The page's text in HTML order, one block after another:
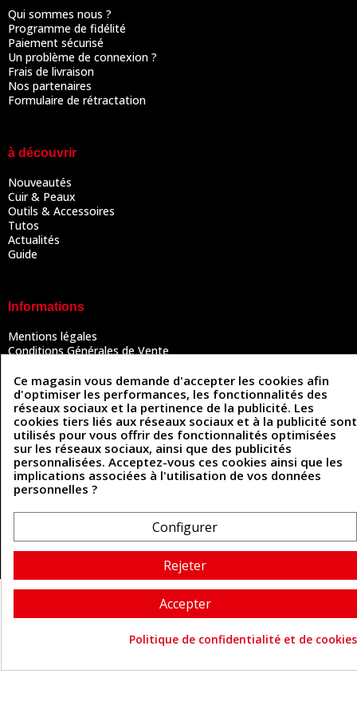
Qui sommes nous ?
Programme de fidélité
Paiement sécurisé
Un problème de connexion ?
Frais de livraison
Nos partenaires
Formulaire de rétractation
à découvrir
Nouveautés
Cuir & Peaux
Outils & Accessoires
Tutos
Actualités
Guide
Informations
Mentions légales
Conditions Générales de Vente
Politique des cookies
Contactez-nous
Coordonnées
493 Chemin de Catougnac
81300 Graulhet
05 63 34 51 88
Cuirenstock © 2026 - Une création Quatrys 💙
Ce magasin vous demande d'accepter les cookies afin
d'optimiser les performances, les fonctionnalités des
réseaux sociaux et la pertinence de la publicité. Les
cookies tiers liés aux réseaux sociaux et à la publicité sont
utilisés pour vous offrir des fonctionnalités optimisées
sur les réseaux sociaux, ainsi que des publicités
personnalisées. Acceptez-vous ces cookies ainsi que les
implications associées à l'utilisation de vos données
personnelles ?
Configurer
Rejeter
Accepter
Politique de confidentialité et de cookies